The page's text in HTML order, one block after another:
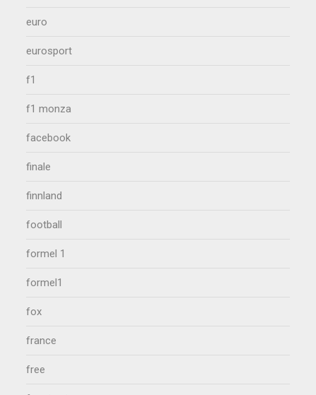
euro
eurosport
f1
f1 monza
facebook
finale
finnland
football
formel 1
formel1
fox
france
free